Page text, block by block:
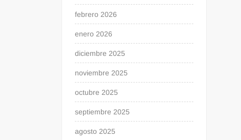
febrero 2026
enero 2026
diciembre 2025
noviembre 2025
octubre 2025
septiembre 2025
agosto 2025